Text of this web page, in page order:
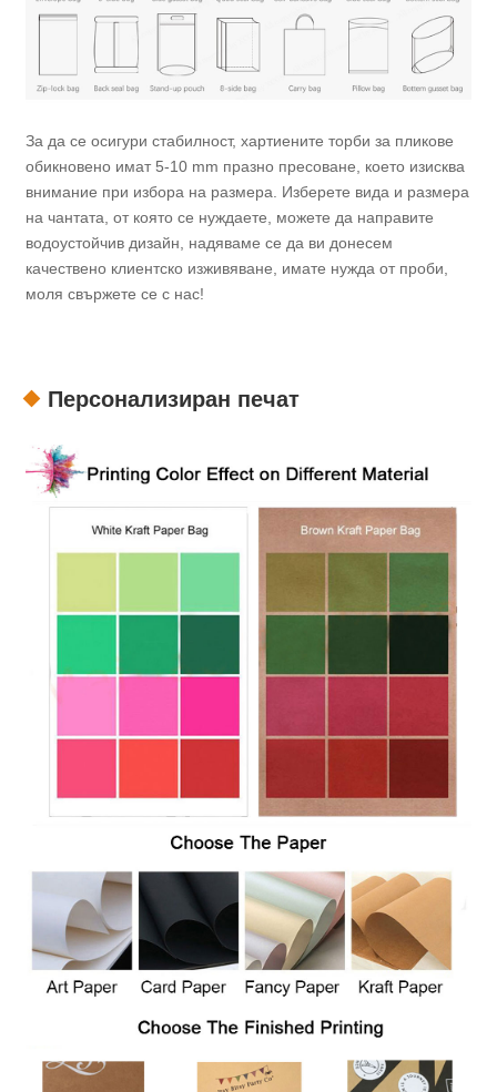
За да се осигури стабилност, хартиените торби за пликове
обикновено имат 5-10 mm празно пресоване, което изисква
внимание при избора на размера. Изберете вида и размера
на чантата, от която се нуждаете, можете да направите
водоустойчив дизайн, надяваме се да ви донесем
качествено клиентско изживяване, имате нужда от проби,
моля свържете се с нас!
Персонализиран печат